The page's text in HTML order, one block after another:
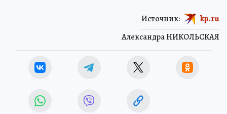
Александра НИКОЛЬСКАЯ
Источник: kp.ru